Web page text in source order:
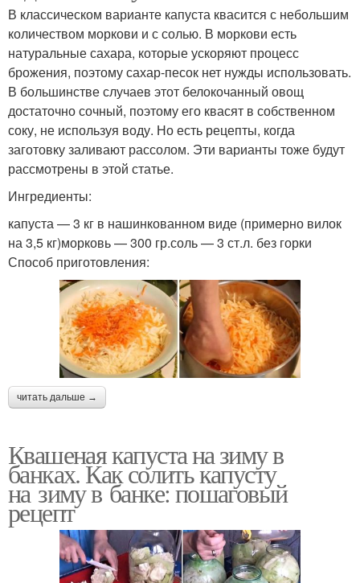
В классическом варианте капуста квасится с небольшим
количеством моркови и с солью. В моркови есть
натуральные сахара, которые ускоряют процесс
брожения, поэтому сахар-песок нет нужды использовать.
В большинстве случаев этот белокочанный овощ
достаточно сочный, поэтому его квасят в собственном
соку, не используя воду. Но есть рецепты, когда
заготовку заливают рассолом. Эти варианты тоже будут
рассмотрены в этой статье.
Ингредиенты:
капуста — 3 кг в нашинкованном виде (примерно вилок
на 3,5 кг)морковь — 300 гр.соль — 3 ст.л. без горки
Способ приготовления:
читать дальше →
Квашеная капуста на зиму в
банках. Как солить капусту
на зиму в банке: пошаговый
рецепт